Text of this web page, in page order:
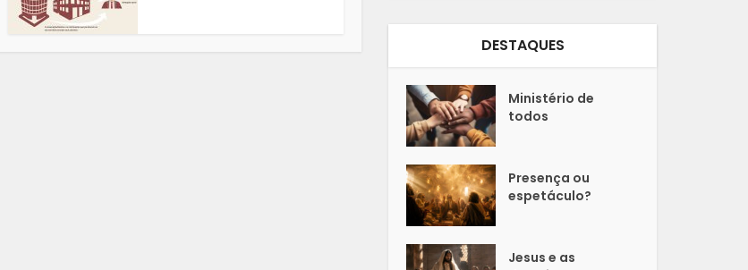
DESTAQUES
Ministério de
todos
Presença ou
espetáculo?
Jesus e as